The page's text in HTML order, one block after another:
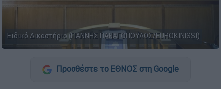
Ειδικό Δικαστήριο (ΓΙΑΝΝΗΣ ΠΑΝΑΓΟΠΟΥΛΟΣ/EUROKINISSI)
Προσθέστε το ΕΘΝΟΣ στη Google